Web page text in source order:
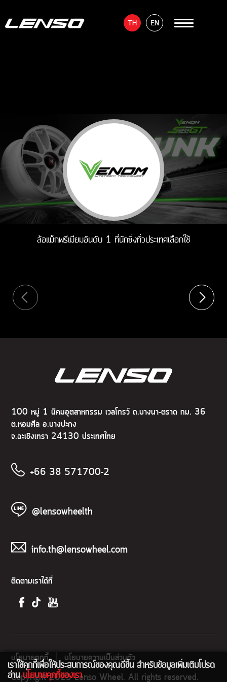
TH EN
ล้อแม็กพรีเมียมอันดับ 1 ที่นักซิ่งทั่วประเทศเลือกใช้
100 หมู่ 1 นิคมอุตสาหกรรม เวลโกรว์ ถ.บางนา-ตราด กม. 36
ต.หอมศีล อ.บางปะกง
จ.ฉะเชิงเทรา 24130 ประเทศไทย
+66 38 571700-2
@lensowheelth
info.th@lensowheel.com
ติดตามเราได้ที่
Copyright 2025 Lenso Wheel. All rights reserved.
นโยบายคุกกี้ นโยบายความเป็นส่วนตัว
เราใช้คุกกี้เพื่อให้ประสบการณ์ของคุณดีขึ้น สำหรับข้อมูลเพิ่มเติมโปรด
อ่านนโยบายคุกกี้ของเรา